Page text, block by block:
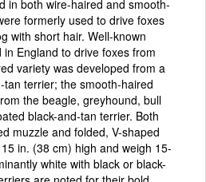
in both wire-haired and smooth-
formerly used to drive foxes
with short hair. Well-known
England to drive foxes from
variety was developed from a
terrier; the smooth-haired
the beagle, greyhound, bull
black-and-tan terrier. Both
muzzle and folded, V-shaped
in. (38 cm) high and weigh 15-
white with black or black-